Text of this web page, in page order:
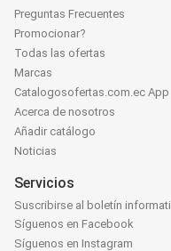
Preguntas Frecuentes
Promocionar?
Todas las ofertas
Marcas
Catalogosofertas.com.ec App
Acerca de nosotros
Añadir catálogo
Noticias
Servicios
Suscribirse al boletín
Síguenos en Facebook
Síguenos en Instagram